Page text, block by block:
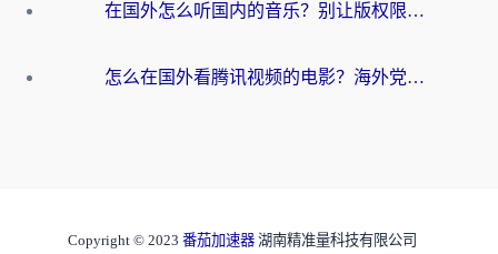
在国外怎么听国内的音乐？别让版权限制断了你的华语歌单
怎么在国外看腾讯视频的电影？海外党亲测有效的回国加速指南
Copyright © 2023 番茄加速器 湖南精准量科技有限公司